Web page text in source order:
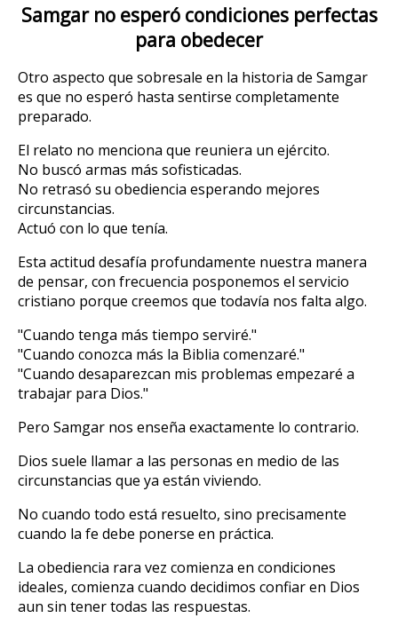
Samgar no esperó condiciones perfectas
para obedecer
Otro aspecto que sobresale en la historia de Samgar
es que no esperó hasta sentirse completamente
preparado.
El relato no menciona que reuniera un ejército.
No buscó armas más sofisticadas.
No retrasó su obediencia esperando mejores
circunstancias.
Actuó con lo que tenía.
Esta actitud desafía profundamente nuestra manera
de pensar, con frecuencia posponemos el servicio
cristiano porque creemos que todavía nos falta algo.
"Cuando tenga más tiempo serviré."
"Cuando conozca más la Biblia comenzaré."
"Cuando desaparezcan mis problemas empezaré a
trabajar para Dios."
Pero Samgar nos enseña exactamente lo contrario.
Dios suele llamar a las personas en medio de las
circunstancias que ya están viviendo.
No cuando todo está resuelto, sino precisamente
cuando la fe debe ponerse en práctica.
La obediencia rara vez comienza en condiciones
ideales, comienza cuando decidimos confiar en Dios
aun sin tener todas las respuestas.